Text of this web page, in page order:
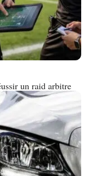
un raid arbitre